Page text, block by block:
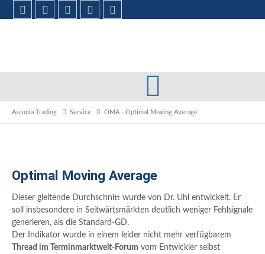
Ascunia Trading Service OMA - Optimal Moving Average
Optimal Moving Average
Dieser gleitende Durchschnitt wurde von Dr. Uhl entwickelt. Er
soll insbesondere in Seitwärtsmärkten deutlich weniger Fehlsignale
generieren, als die Standard-GD.
Der Indikator wurde in einem leider nicht mehr verfügbarem
Thread im Terminmarktwelt-Forum vom Entwickler selbst